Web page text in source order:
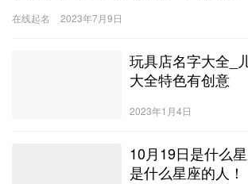
网络上…
在线起名 2023年7月9日
玩具店名字大全_
大全特色有创意
2023年1月4日
10月19日是什么
是什么星座的人！